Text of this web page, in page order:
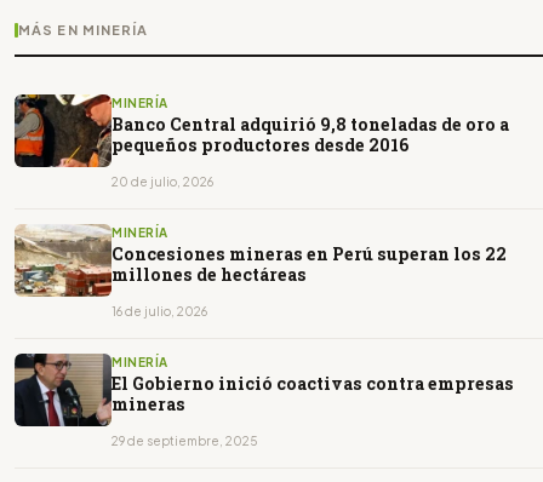
MÁS EN MINERÍA
MINERÍA
Banco Central adquirió 9,8 toneladas de oro a
pequeños productores desde 2016
20 de julio, 2026
MINERÍA
Concesiones mineras en Perú superan los 22
millones de hectáreas
16 de julio, 2026
MINERÍA
El Gobierno inició coactivas contra empresas
mineras
29 de septiembre, 2025